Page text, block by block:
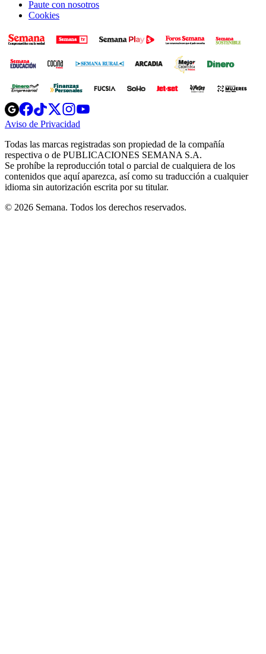
Paute con nosotros
Cookies
Opens
in
new
Opens
in
new
Opens
in
new
window
Opens
new
windowwindow
Aviso de Privacidad
new
window
Todas las marcas registradas son propiedad de la compañía
respectiva o de PUBLICACIONES SEMANA S.A.
Se prohíbe la reproducción total o parcial de cualquiera de los
contenidos que aquí aparezca, así como su traducción a cualquier
idioma sin autorización escrita por su titular.
© 2026 Semana. Todos los derechos reservados.